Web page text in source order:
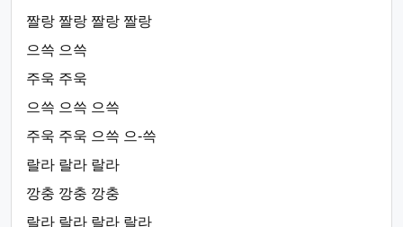
짤랑 짤랑 짤랑 짤랑
으쓱 으쓱
주욱 주욱
으쓱 으쓱 으쓱
주욱 주욱 으쓱 으-쓱
랄라 랄라 랄라
깡충 깡충 깡충
랄라 랄라 랄라 랄라